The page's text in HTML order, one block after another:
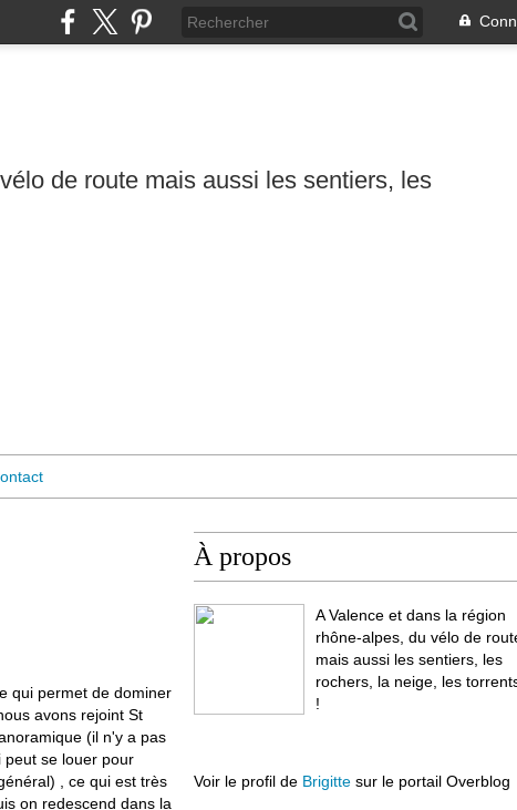
de route mais aussi les sentiers, les
qui permet de dominer
avons rejoint St
(il n'y a pas
peut se louer pour
, ce qui est très
on redescend dans la
À propos
A Valence et dans la région
rhône-alpes, du vélo de
mais aussi les sentiers, les
rochers, la neige, les
!
Voir le profil de Brigitte sur le portail Overblog